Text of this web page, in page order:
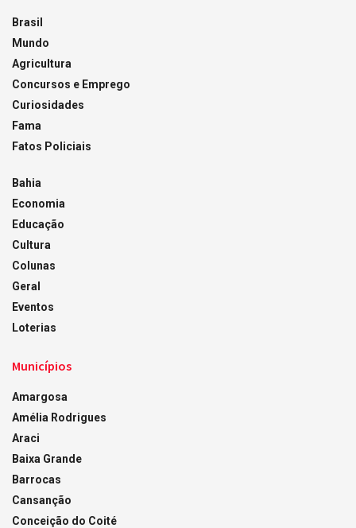
Brasil
Mundo
Agricultura
Concursos e Emprego
Curiosidades
Fama
Fatos Policiais
Bahia
Economia
Educação
Cultura
Colunas
Geral
Eventos
Loterias
Municípios
Amargosa
Amélia Rodrigues
Araci
Baixa Grande
Barrocas
Cansanção
Conceição do Coité